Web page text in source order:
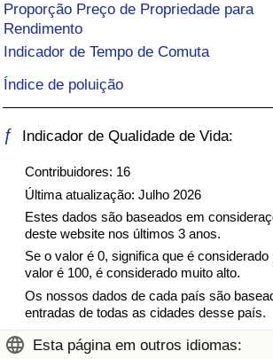
Proporção Preço de Propriedade para
Rendimento
Indicador de Tempo de Comuta
Índice de poluição
ƒ Indicador de Qualidade de Vida:
Contribuidores: 16
Última atualização: Julho 2026
Estes dados são baseados em
deste website nos últimos 3 anos.
Se o valor é 0, significa que é
valor é 100, é considerado muito alto.
Os nossos dados de cada país são
entradas de todas as cidades desse país.
Esta página em outros idiomas:
Indicador de Saúde (Atual)
Indicador de Saúde
Indicador de Saúde por País
Poluição
Indicador de Poluição (Atual)
Índice de poluição
Indicador de Poluição por País
Trânsito